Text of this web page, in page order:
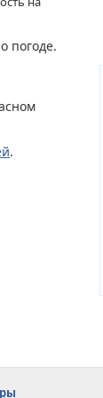
погоде.
.